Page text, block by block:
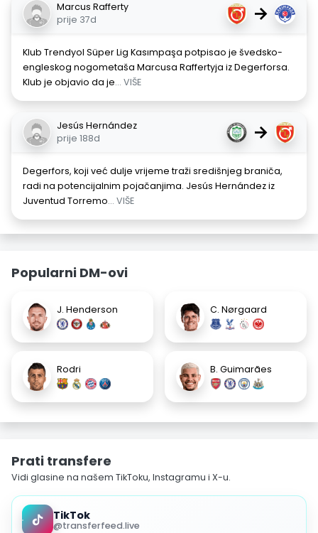
Marcus Rafferty
prije 37d
→
Klub Trendyol Süper Lig Kasımpaşa potpisao je švedsko-
engleskog nogometaša Marcusa Raffertyja iz Degerforsa.
Klub je objavio da je... VIŠE
Jesús Hernández
prije 188d
→
Degerfors, koji već dulje vrijeme traži središnjeg braniča,
radi na potencijalnim pojačanjima. Jesús Hernández iz
Juventud Torremo... VIŠE
Popularni DM-ovi
J. Henderson C. Nørgaard
Rodri B. Guimarães
Prati transfere
Vidi glasine na našem TikToku, Instagramu i X-u.
TikTok
@transferfeed.live